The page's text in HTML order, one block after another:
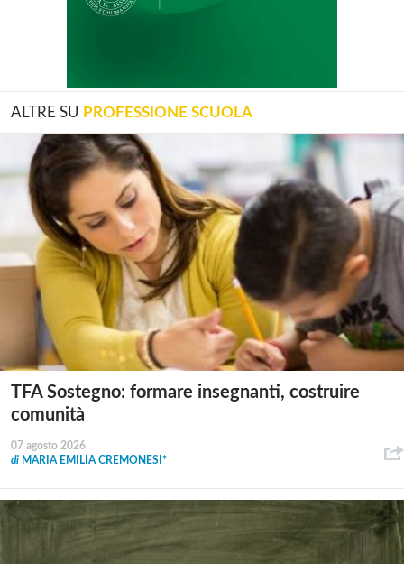
ALTRE SU PROFESSIONE SCUOLA
TFA Sostegno: formare insegnanti, costruire
comunità
07 agosto 2026
di MARIA EMILIA CREMONESI*